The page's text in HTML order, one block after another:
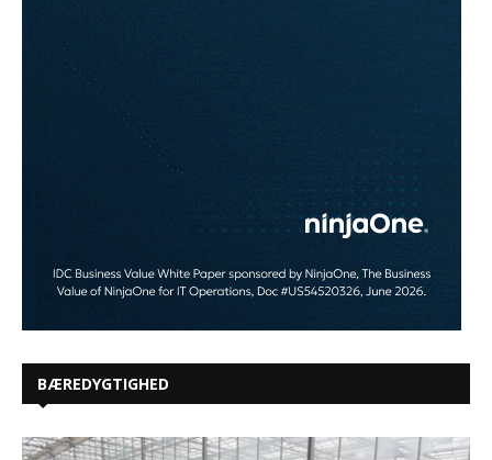
BÆREDYGTIGHED